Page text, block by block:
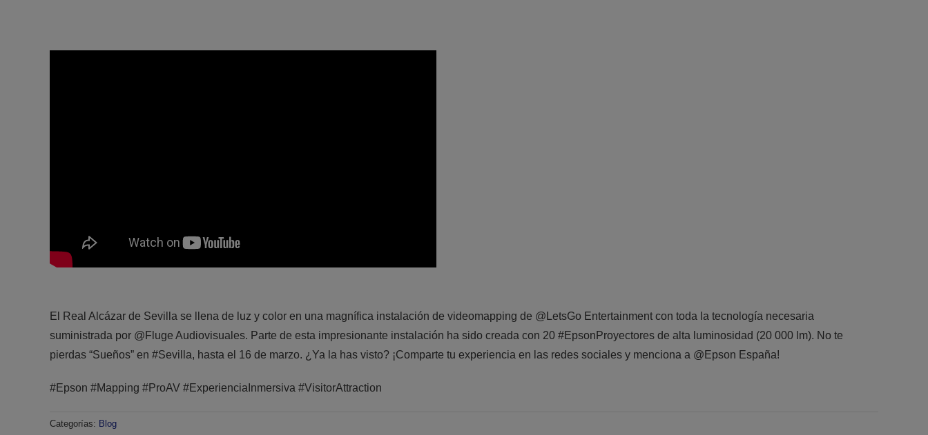
El Real Alcázar de Sevilla se llena de luz y color en una magnífica instalación de videomapping de @LetsGo Entertainment con toda la tecnología necesaria
suministrada por @Fluge Audiovisuales. Parte de esta impresionante instalación ha sido creada con 20 #EpsonProyectores de alta luminosidad (20 000 lm). No te
pierdas “Sueños” en #Sevilla, hasta el 16 de marzo. ¿Ya la has visto? ¡Comparte tu experiencia en las redes sociales y menciona a @Epson España!
#Epson #Mapping #ProAV #ExperienciaInmersiva #VisitorAttraction
Categorías: Blog